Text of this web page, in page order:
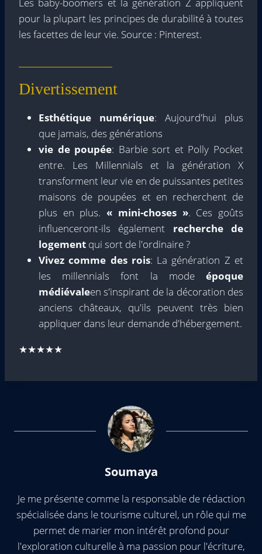
pour la plupart les principes de durabilité à toutes
les facettes de leur vie. Source : Pinterest.
Divertissement
Esthétique numérique: Aujourd'hui plus
que jamais, des générations
vie de poupée: Barbie sort et Polly Pocket
entre. Les Millennials et la génération X
transforment leur vie en de puissantes petites
maisons de poupées et en recherchent de
plus en plus. « mini-choses ». Ces goûts
influenceront-ils également recherche de
logement qui sort de l'ordinaire ?
Vivez comme des rois: La génération Z et
les millennials font la mode époque
médiévaleen s'inspirant de la décoration des
anciens châteaux, qu'ils peuvent très bien
appliquer dans leur demande d'hébergement.
★★★★★
Soumaya
Je me présente comme la responsable de rédaction
spécialisée dans le tourisme culturel, un rôle qui me
permet de marier mon intérêt profond pour
l'exploration culturelle à ma passion pour l'écriture,